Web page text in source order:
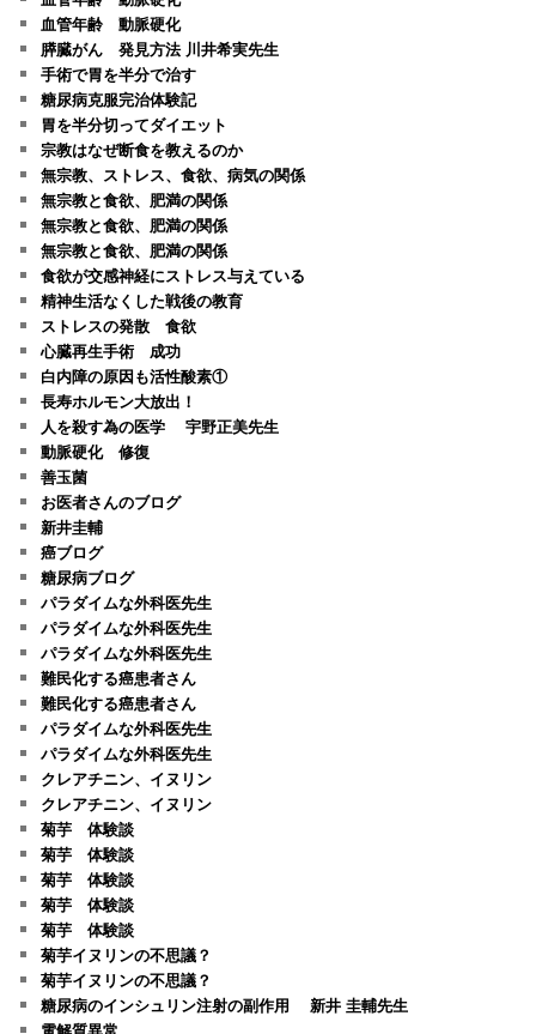
血管年齢 動脈硬化
膵臓がん 発見方法 川井希実先生
手術で胃を半分で治す
糖尿病克服完治体験記
胃を半分切ってダイエット
宗教はなぜ断食を教えるのか
無宗教、ストレス、食欲、病気の関係
無宗教と食欲、肥満の関係
無宗教と食欲、肥満の関係
無宗教と食欲、肥満の関係
食欲が交感神経にストレス与えている
精神生活なくした戦後の教育
ストレスの発散 食欲
心臓再生手術 成功
白内障の原因も活性酸素①
長寿ホルモン大放出！
人を殺す為の医学 宇野正美先生
動脈硬化 修復
善玉菌
お医者さんのブログ
新井圭輔
癌ブログ
糖尿病ブログ
パラダイムな外科医先生
パラダイムな外科医先生
パラダイムな外科医先生
難民化する癌患者さん
難民化する癌患者さん
パラダイムな外科医先生
パラダイムな外科医先生
クレアチニン、イヌリン
クレアチニン、イヌリン
菊芋 体験談
菊芋 体験談
菊芋 体験談
菊芋 体験談
菊芋 体験談
菊芋イヌリンの不思議？
菊芋イヌリンの不思議？
糖尿病のインシュリン注射の副作用 新井 圭輔先生